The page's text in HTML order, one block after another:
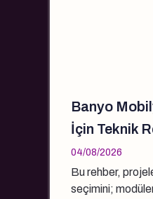
Banyo
İçin Teknik
04/08/2026
Bu rehber,
seçimini;